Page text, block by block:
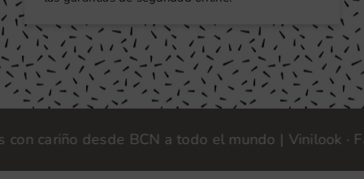
desde BCN a todo el mundo | Vinilook ·